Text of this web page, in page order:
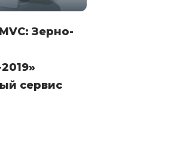
Зерно-
сервис